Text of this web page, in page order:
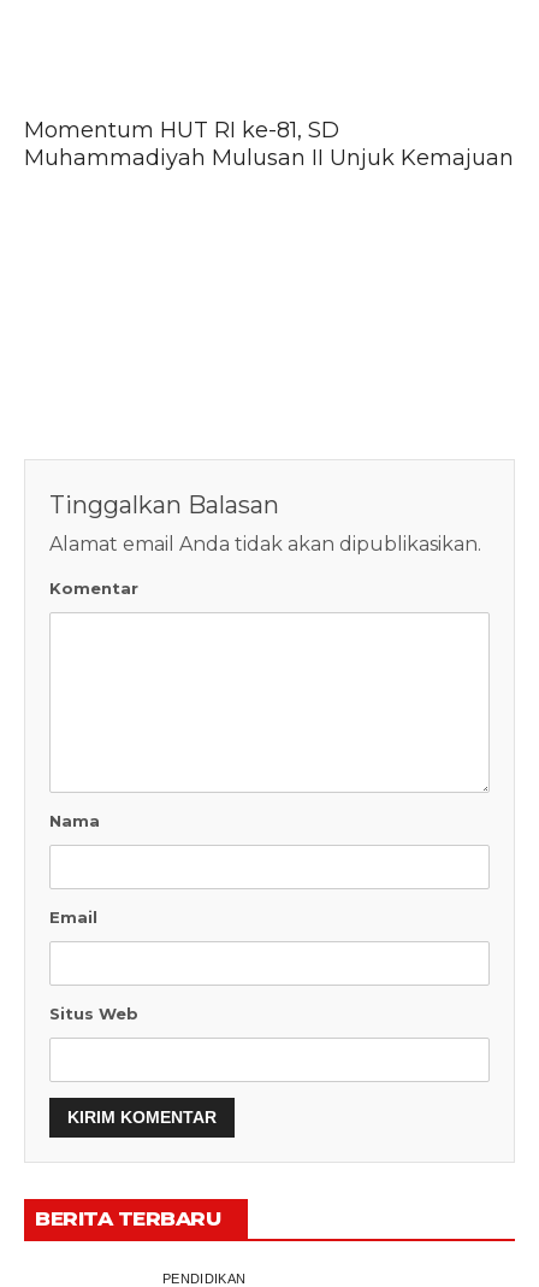
Momentum HUT RI ke-81, SD
Muhammadiyah Mulusan II Unjuk Kemajuan
Tinggalkan Balasan
Alamat email Anda tidak akan dipublikasikan.
Komentar
Nama
Email
Situs Web
BERITA TERBARU
PENDIDIKAN